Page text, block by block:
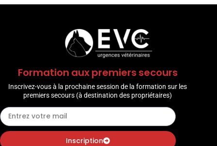
Formation aux premiers secours
Inscrivez-vous à la prochaine session de la formation sur les
premiers secours (à destination des propriétaires)
Inscription